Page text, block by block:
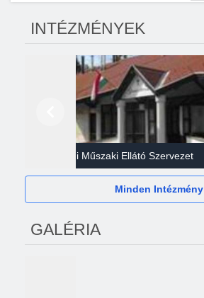
INTÉZMÉNYEK
Gazdasági Műszaki Ellátó Szervezet
Minden Intézmény
GALÉRIA